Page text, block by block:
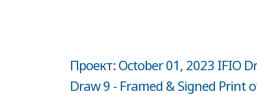
Проект: October 01, 2023 IFIO
Draw 9 - Framed & Signed Print